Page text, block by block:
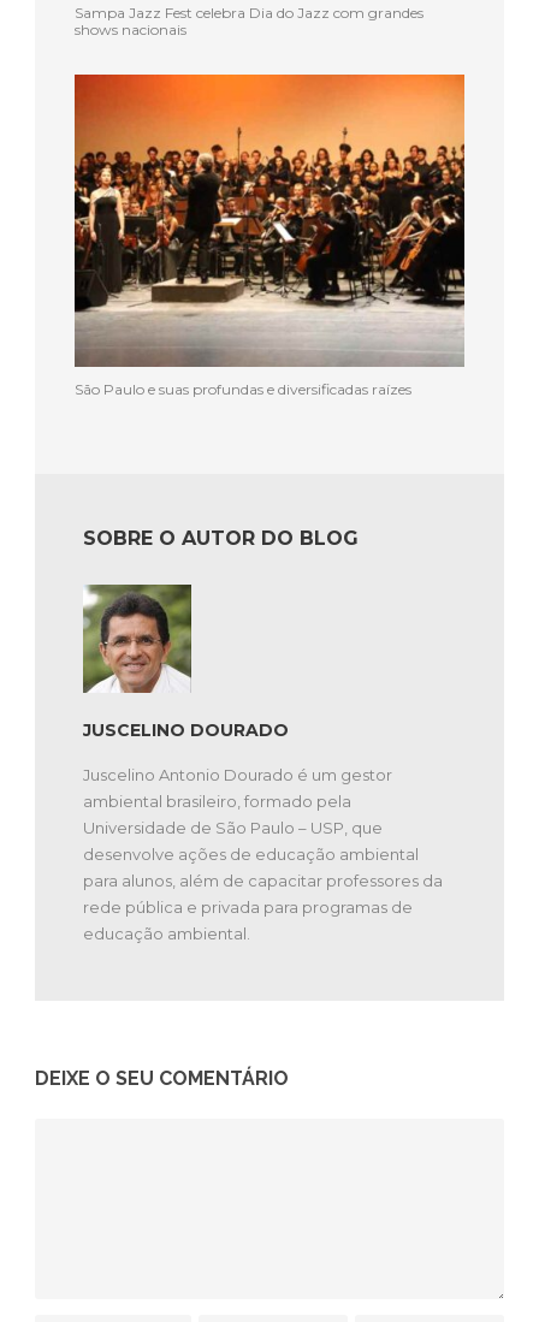
Sampa Jazz Fest celebra Dia do Jazz com grandes
shows nacionais
São Paulo e suas profundas e diversificadas raízes
SOBRE O AUTOR DO BLOG
JUSCELINO DOURADO
Juscelino Antonio Dourado é um gestor
ambiental brasileiro, formado pela
Universidade de São Paulo – USP, que
desenvolve ações de educação ambiental
para alunos, além de capacitar professores da
rede pública e privada para programas de
educação ambiental.
DEIXE O SEU COMENTÁRIO